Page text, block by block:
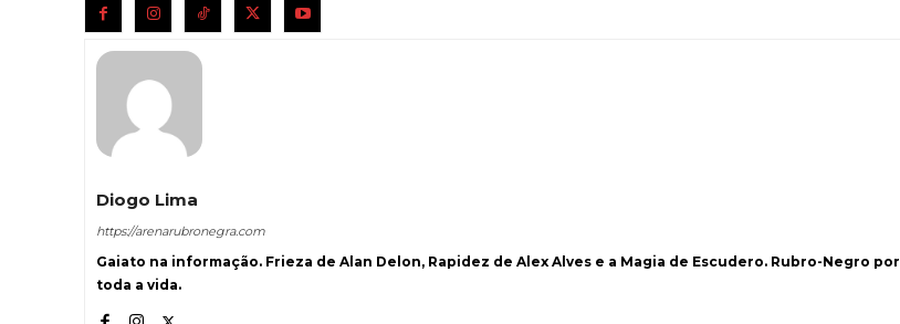
Diogo Lima
https://arenarubronegra.com
Gaiato na informação. Frieza de Alan Delon, Rapidez de Alex Alves e a Magia de Escudero. Rubro-Negro por
toda a vida.